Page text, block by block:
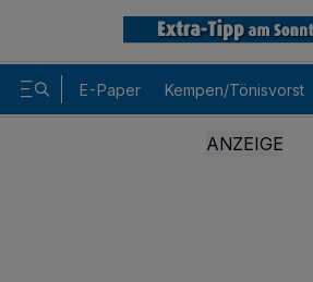
E-Paper Kempen/Tönisvorst